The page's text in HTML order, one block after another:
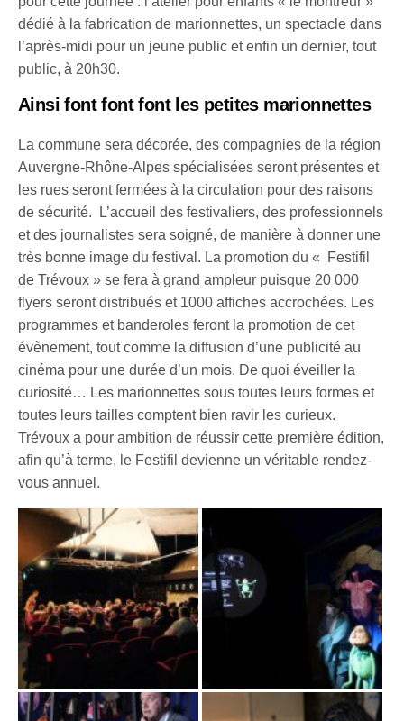
dédié à la fabrication de marionnettes, un spectacle dans
l’après-midi pour un jeune public et enfin un dernier, tout
public, à 20h30.
Ainsi font font font les petites marionnettes
La commune sera décorée, des compagnies de la région
Auvergne-Rhône-Alpes spécialisées seront présentes et
les rues seront fermées à la circulation pour des raisons
de sécurité. L’accueil des festivaliers, des professionnels
et des journalistes sera soigné, de manière à donner une
très bonne image du festival. La promotion du « Festifil
de Trévoux » se fera à grand ampleur puisque 20 000
flyers seront distribués et 1000 affiches accrochées. Les
programmes et banderoles feront la promotion de cet
évènement, tout comme la diffusion d’une publicité au
cinéma pour une durée d’un mois. De quoi éveiller la
curiosité… Les marionnettes sous toutes leurs formes et
toutes leurs tailles comptent bien ravir les curieux.
Trévoux a pour ambition de réussir cette première édition,
afin qu’à terme, le Festifil devienne un véritable rendez-
vous annuel.